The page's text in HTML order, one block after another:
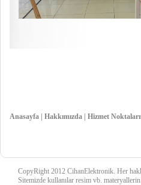
Anasayfa Hakkımızda Hizmet
CopyRight 2012 CihanElektronik. Her
Sitemizde kullanılar resim vb.